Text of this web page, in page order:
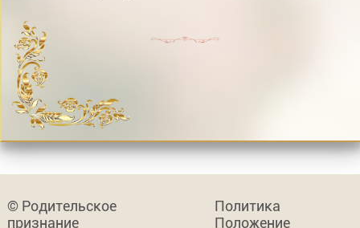
© Родительское
признание
Политика
Положение